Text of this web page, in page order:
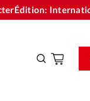
Édition: